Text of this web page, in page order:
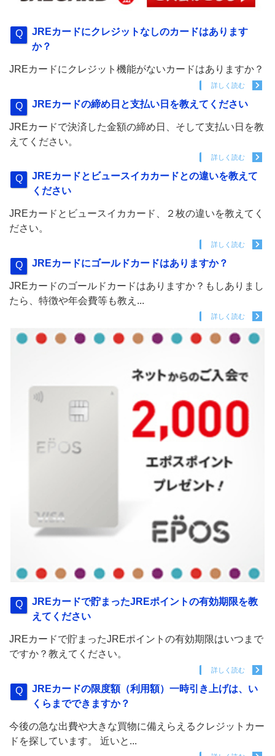
JREカードにクレジットなしのカードはあります
か？
JREカードにクレジット機能がないカードはありますか？
詳しく読む
JREカードの締め日と支払い日を教えてください
JREカードで決済した金額の締め日、そして支払い日を教
えてください。
詳しく読む
JREカードとビュースイカカードとの違いを教えて
ください
JREカードとビュースイカカード、２枚の違いを教えてく
ださい。
詳しく読む
JREカードにゴールドカードはありますか？
JREカードのゴールドカードはありますか？もしありまし
たら、特徴や年会費等も教え...
詳しく読む
JREカードで貯まったJREポイントの有効期限を教
えてください
JREカードで貯まったJREポイントの有効期限はいつまで
ですか？教えてください。
詳しく読む
JREカードの限度額（利用額）一時引き上げは、い
くらまでできますか？
今後の急な出費や大きな買物に備えらえるクレジットカー
ドを探しています。 近いと...